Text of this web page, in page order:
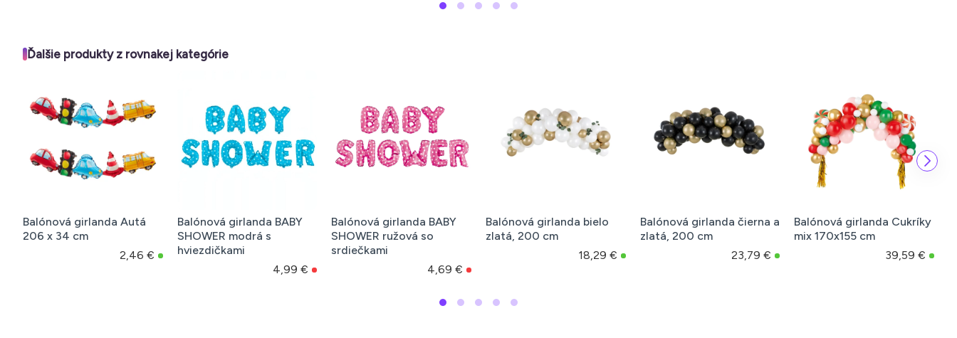
Ďalšie produkty z rovnakej kategórie
Balónová girlanda Autá
206 x 34 cm
2,46 €
Balónová girlanda BABY
SHOWER modrá s
hviezdičkami
4,99 €
Balónová girlanda BABY
SHOWER ružová so
srdiečkami
4,69 €
Balónová girlanda bielo
zlatá, 200 cm
18,29 €
Balónová girlanda čierna a
zlatá, 200 cm
23,79 €
Balónová girlanda Cukríky
mix 170x155 cm
39,59 €